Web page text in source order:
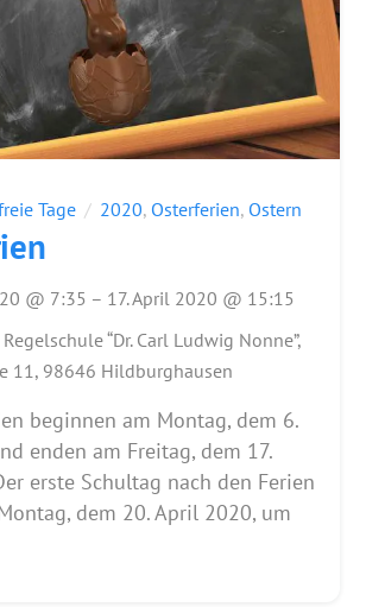
Tage 2020, Osterferien, Ostern
@ 7:35 – 17. April 2020 @ 15:15
“Dr. Carl Ludwig Nonne”,
11, 98646 Hildburghausen
beginnen am Montag, dem 6.
enden am Freitag, dem 17.
erste Schultag nach den Ferien
dem 20. April 2020, um